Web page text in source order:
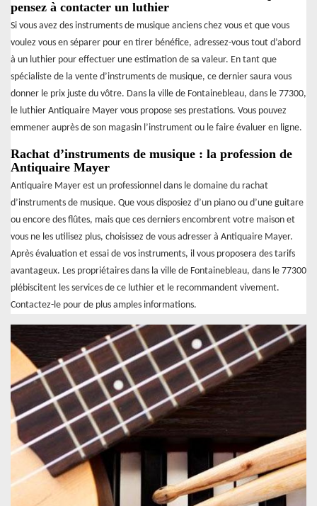
pensez à contacter un luthier
Si vous avez des instruments de musique anciens chez vous et que vous
voulez vous en séparer pour en tirer bénéfice, adressez-vous tout d’abord
à un luthier pour effectuer une estimation de sa valeur. En tant que
spécialiste de la vente d’instruments de musique, ce dernier saura vous
donner le prix juste du vôtre. Dans la ville de Fontainebleau, dans le 77300,
le luthier Antiquaire Mayer vous propose ses prestations. Vous pouvez
emmener auprès de son magasin l’instrument ou le faire évaluer en ligne.
Rachat d’instruments de musique : la profession de
Antiquaire Mayer
Antiquaire Mayer est un professionnel dans le domaine du rachat
d’instruments de musique. Que vous disposiez d’un piano ou d’une guitare
ou encore des flûtes, mais que ces derniers encombrent votre maison et
vous ne les utilisez plus, choisissez de vous adresser à Antiquaire Mayer.
Après évaluation et essai de vos instruments, il vous proposera des tarifs
avantageux. Les propriétaires dans la ville de Fontainebleau, dans le 77300
plébiscitent les services de ce luthier et le recommandent vivement.
Contactez-le pour de plus amples informations.